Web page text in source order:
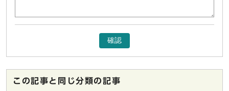
確認
この記事と同じ分類の記事